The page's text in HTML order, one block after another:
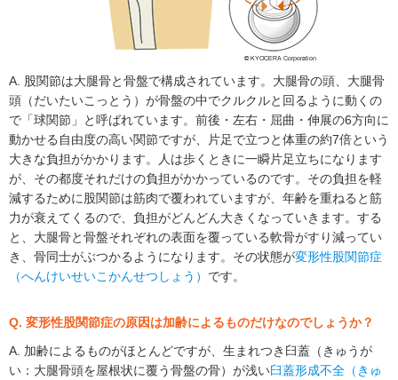
A. 股関節は大腿骨と骨盤で構成されています。大腿骨の頭、大腿骨
頭（だいたいこっとう）が骨盤の中でクルクルと回るように動くの
で「球関節」と呼ばれています。前後・左右・屈曲・伸展の6方向に
動かせる自由度の高い関節ですが、片足で立つと体重の約7倍という
大きな負担がかかります。人は歩くときに一瞬片足立ちになります
が、その都度それだけの負担がかかっているのです。その負担を軽
減するために股関節は筋肉で覆われていますが、年齢を重ねると筋
力が衰えてくるので、負担がどんどん大きくなっていきます。する
と、大腿骨と骨盤それぞれの表面を覆っている軟骨がすり減ってい
き、骨同士がぶつかるようになります。その状態が変形性股関節症
（へんけいせいこかんせつしょう） です。
Q. 変形性股関節症の原因は加齢によるものだけなのでしょうか？
A. 加齢によるものがほとんどですが、生まれつき臼蓋（きゅうが
い：大腿骨頭を屋根状に覆う骨盤の骨）が浅い臼蓋形成不全（きゅ